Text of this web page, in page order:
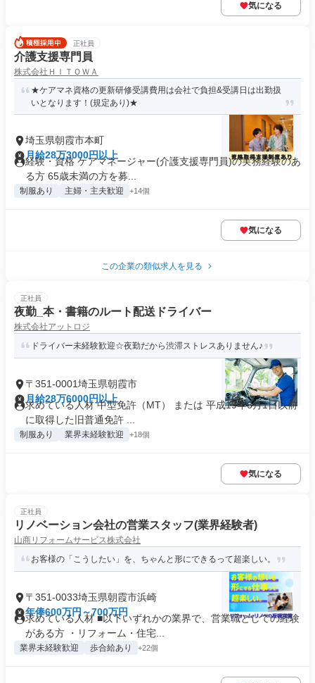
気になる
正社員
介護支援専門員
株式会社ＨＩＴＯＷＡ
★ケアマネ資格の更新研修受講費用は会社で負担&受講日は出勤扱
いとなります！(規定あり)★
埼玉県朝霞市本町
月給28万3000円以上
経験・資格 ケアマネージャー(介護支援専門員)の実務経験のあ
る方 65歳未満の方を募...
制服あり 主婦・主夫歓迎 +14個
気になる
この企業の類似求人を見る
正社員
夜勤_本・書籍のルート配送ドライバー
株式会社アットロジ
ドライバー未経験歓迎☆夜勤だから渋滞ストレスありません♪
〒351-0001埼玉県朝霞市
月給28万6000円以上
求めている人材 中型免許（MT） または 平成19年6月1日以前
に取得した旧普通免許 ...
制服あり 業界未経験歓迎 +18個
気になる
正社員
リノベーション会社の営業スタッフ(業界経験者)
山商リフォームサービス株式会社
お客様の「こうしたい」を、ちゃんと形にできるって超楽しい。
〒351-0033埼玉県朝霞市浜崎
年俸600万円～700万円
求めている人材 ■以下いずれかの業界で、営業職としての経験
がある方 ・リフォーム・住宅...
業界未経験歓迎 歩合給あり +22個